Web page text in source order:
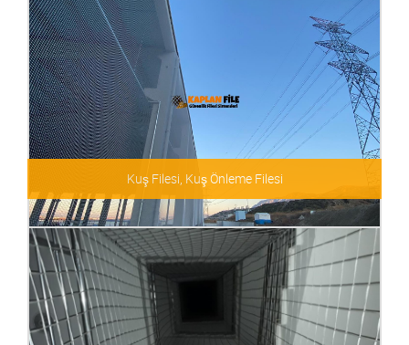
Kuş Filesi, Kuş Önleme Filesi
Kuş Filesi, Kuş Önleme Filesi